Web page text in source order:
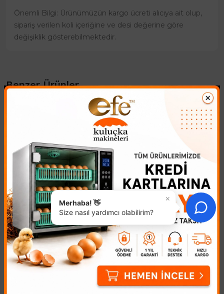
Önemli Bilgi: Ürünümüzün kargo ücreti alıcıya ait olup,
sipariş verilen koli içeriğine ve desi değerine göre
değişiklik gösterebilmektedir.
Benzer Ürünler
Kuluçka Makinesi Nem
Sensorü
438,89₺
Kuluçka Makinesi Nem
Sensorü, Dijital Kuluçka
Kuluçka Makinesi
Şamandırası
269,54₺
Şamandırası - Kesintisiz Nem
DengesiKuluçka sürecinde
başarıya ulaşmanın en kritik
×
Merhaba! 👋
Size nasıl yardımcı olabilirim?